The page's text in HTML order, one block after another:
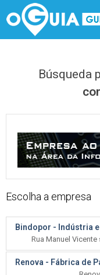
Búsqueda
Escolha a empresa
Bindopor - Indústria
Rua Manuel
Renova - Fábrica de